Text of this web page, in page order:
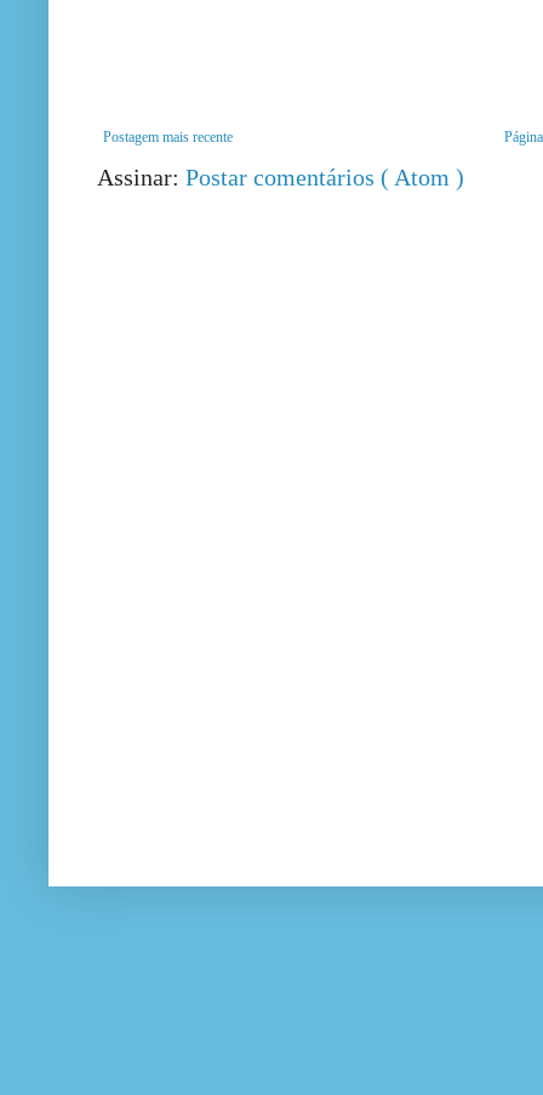
Postagem mais recente
Assinar: Postar comentários ( Atom )